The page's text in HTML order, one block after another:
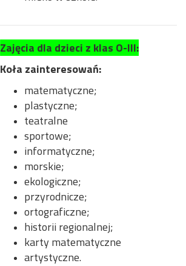
Zajęcia dla dzieci z klas O-III:
Koła zainteresowań:
matematyczne;
plastyczne;
teatralne
sportowe;
informatyczne;
morskie;
ekologiczne;
przyrodnicze;
ortograficzne;
historii regionalnej;
karty matematyczne
artystyczne.